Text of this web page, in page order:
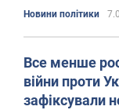
Новини політики
Все менше
війни проти
зафіксували